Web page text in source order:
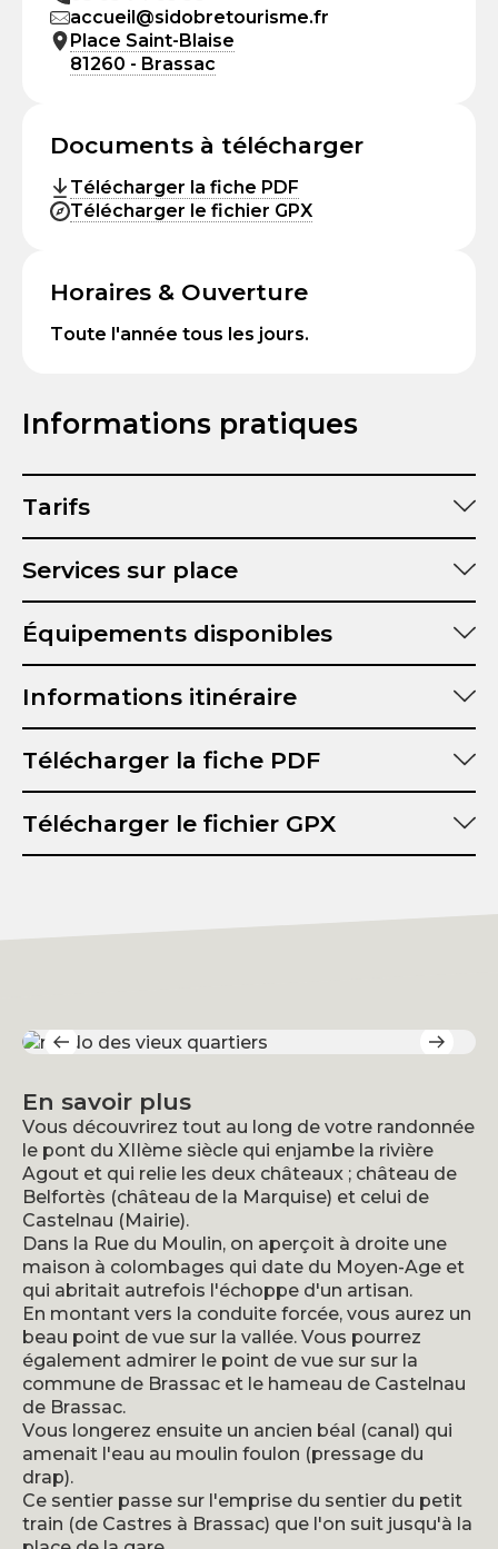
accueil@sidobretourisme.fr
Place Saint-Blaise
81260 - Brassac
Documents à télécharger
Télécharger la fiche PDF
Télécharger le fichier GPX
Horaires & Ouverture
Toute l'année tous les jours.
Informations pratiques
Tarifs
Services sur place
Équipements disponibles
Informations itinéraire
Durée :
Dénivelé positif :
Télécharger la fiche PDF
Télécharger le fichier GPX
En savoir plus
Vous découvrirez tout au long de votre randonnée
le pont du XIIème siècle qui enjambe la rivière
Agout et qui relie les deux châteaux ; château de
Belfortès (château de la Marquise) et celui de
Castelnau (Mairie).
Dans la Rue du Moulin, on aperçoit à droite une
maison à colombages qui date du Moyen-Age et
qui abritait autrefois l'échoppe d'un artisan.
En montant vers la conduite forcée, vous aurez un
beau point de vue sur la vallée. Vous pourrez
également admirer le point de vue sur sur la
commune de Brassac et le hameau de Castelnau
de Brassac.
Vous longerez ensuite un ancien béal (canal) qui
amenait l'eau au moulin foulon (pressage du
drap).
Ce sentier passe sur l'emprise du sentier du petit
train (de Castres à Brassac) que l'on suit jusqu'à la